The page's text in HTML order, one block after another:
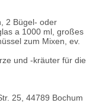
2 Bügel- oder
a 1000 ml, großes
zum Mixen, ev.
und -kräuter für die
25, 44789 Bochum